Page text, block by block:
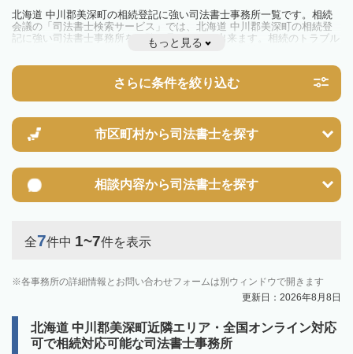
北海道 中川郡美深町の相続登記に強い司法書士事務所一覧です。相続
会議の「司法書士検索サービス」では、北海道 中川郡美深町の相続登
記に強い司法書士事務所を一覧で見ることが出来ます。相続のトラブル
やお悩みを抱えている方は一度近隣の司法書士に相談してみましょう。
不動産を相続した場合、相続を知った日から3年以内に登記しないと、
10万円以下の過料が科せられるため、速やかな手続きが必要です。義務
化前の相続も対象となるため注意しましょう。
す。その他の相続手続きも任せることが可能です。
また、義務化に伴い、相続人申告登記制度が創設されました。遺産分割
の話し合いがまとまらず登記できない場合は、この制度の活用を検討し
もっと見る
さらに条件を絞り込む
市区町村から司法書士を探す
相談内容から司法書士を探す
全7件中 1~7件を表示
各事務所の詳細情報とお問い合わせフォームは別ウィンドウで開きます
更新日：2026年8月8日
北海道 中川郡美深町近隣エリア・全国オンライン対応
可で相続対応可能な司法書士事務所